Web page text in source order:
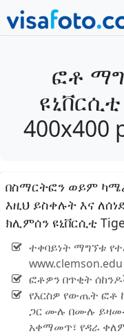
ፎቶ
400x400
በስማርትፎን ወይም
እዚህ ይስቀሉት እና
ክሊምሰን ዩኒቨርሲቲ
ተቀባይነት ማግኘቱ
www.clemson.edu
ፎቶዎን በጥቂት
የእርስዎ የውጤት ፎቶ
ጋር ሙሉ በሙሉ
አቀማመጥ፣ የዳራ